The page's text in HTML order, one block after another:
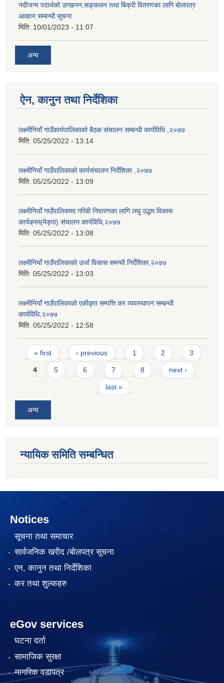
नदीजन्य पदार्थको उत्खनन,सङ्कलन तथा बिक्री वितरणका लागि बोलपत्र
आव्हान सम्बन्धी सूचना
मिति: 10/01/2023 - 11:07
अन्य
ऐन, कानुन तथा निर्देशिका
लक्ष्मीनियाँ गाउँकार्यपालिकाको बैठक संचालन सम्बन्धी कार्यविधि ,२०७७
मिति: 05/25/2022 - 13:14
लक्ष्मीनियाँ गाउँपालिकाको कार्यसंचालन निर्देशिका ,२०७७
मिति: 05/25/2022 - 13:09
लक्ष्मीनियाँ गाउँपालिकामा गरिबी निवारणका लागि लघु उद्धम विकास
कार्यक्रम(मेड्पा) संचालन कार्यविधि,२०७७
मिति: 05/25/2022 - 13:08
लक्ष्मीनियाँ गाउँपालिकाको उर्जा विकास समन्धी निर्देशिका,२०७७
मिति: 05/25/2022 - 13:03
लक्ष्मीनियाँ गाउँपालिकाको एकीकृत सम्पत्ति कर व्यवस्थापन सम्बन्धी
कार्यविधि,२०७७
मिति: 05/25/2022 - 12:58
Pages
« first ‹ previous 1 2 3
4 5 6 7 8 next ›
last »
अन्य
न्यायिक समिति सम्बन्धित
Notices
सूचना तथा समाचार
सार्वजनिक खरीद /बोलपत्र सूचना
एन, कानुन तथा निर्देशिका
कर तथा शुल्कहरु
eGov services
घटना दर्ता
सामाजिक सुरक्षा
नागरिक वडापत्र